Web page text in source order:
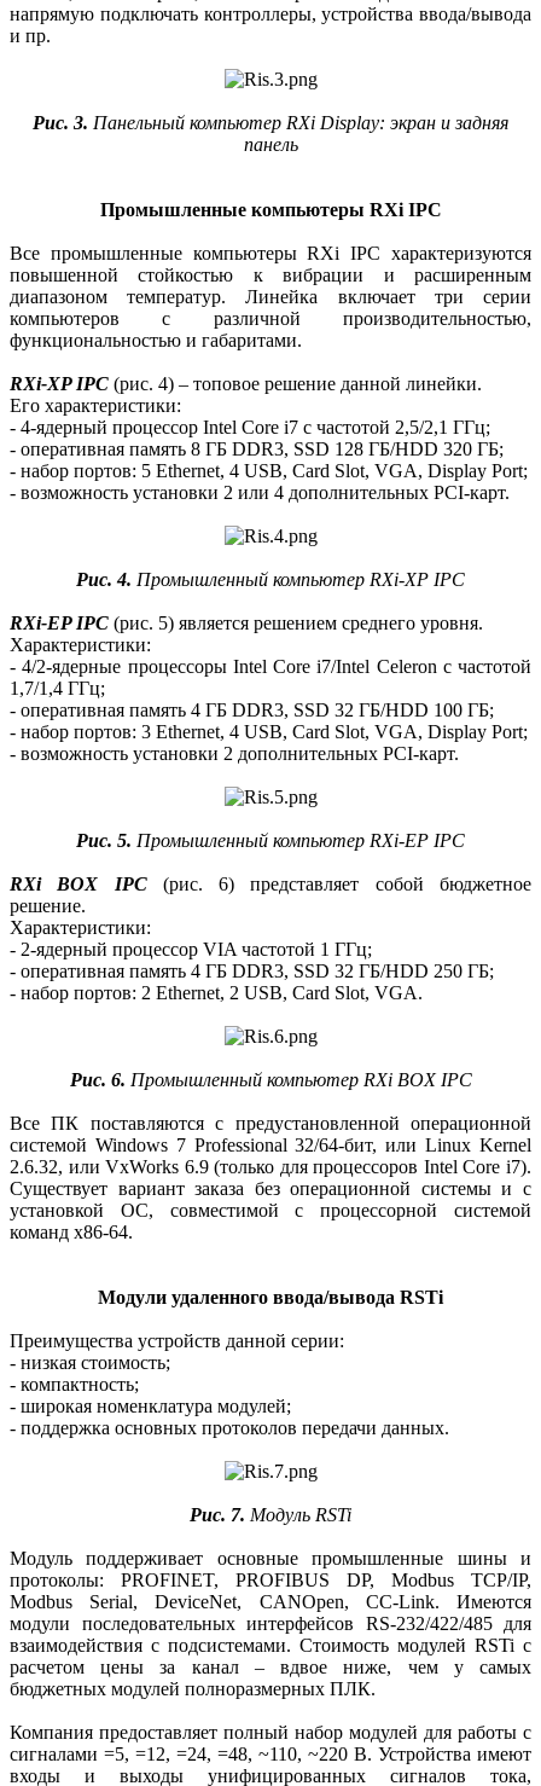
напрямую подключать контроллеры, устройства ввода/вывода
и пр.
Рис. 3. Панельный компьютер RXi Display: экран и задняя
панель
Промышленные компьютеры RXi IPC
Все промышленные компьютеры RXi IPC характеризуются
повышенной стойкостью к вибрации и расширенным
диапазоном температур. Линейка включает три серии
компьютеров с различной производительностью,
функциональностью и габаритами.
RXi-XP IPC (рис. 4) – топовое решение данной линейки.
Его характеристики:
- 4‑ядерный процессор Intel Core i7 с частотой 2,5/2,1 ГГц;
- оперативная память 8 ГБ DDR3, SSD 128 ГБ/HDD 320 ГБ;
- набор портов: 5 Ethernet, 4 USB, Card Slot, VGA, Display Port;
- возможность установки 2 или 4 дополнительных PCI-карт.
Рис. 4. Промышленный компьютер RXi-XP IPC
RXi-EP IPC (рис. 5) является решением среднего уровня.
Характеристики:
- 4/2‑ядерные процессоры Intel Core i7/Intel Celeron с частотой
1,7/1,4 ГГц;
- оперативная память 4 ГБ DDR3, SSD 32 ГБ/HDD 100 ГБ;
- набор портов: 3 Ethernet, 4 USB, Card Slot, VGA, Display Port;
- возможность установки 2 дополнительных PCI-карт.
Рис. 5. Промышленный компьютер RXi-EP IPC
RXi BOX IPC(рис. 6) представляет собой бюджетное
решение.
Характеристики:
- 2‑ядерный процессор VIA частотой 1 ГГц;
- оперативная память 4 ГБ DDR3, SSD 32 ГБ/HDD 250 ГБ;
- набор портов: 2 Ethernet, 2 USB, Card Slot, VGA.
Рис. 6. Промышленный компьютер RXi BOX IPC
Все ПК поставляются с предустановленной операционной
системой Windows 7 Professional 32/64‑бит, или Linux Kernel
2.6.32, или VxWorks 6.9 (только для процессоров Intel Core i7).
Существует вариант заказа без операционной системы и с
установкой ОС, совместимой с процессорной системой
команд x86-64.
Модули удаленного ввода/вывода RSTi
Преимущества устройств данной серии:
- низкая стоимость;
- компактность;
- широкая номенклатура модулей;
- поддержка основных протоколов передачи данных.
Рис. 7. Модуль RSTi
Модуль поддерживает основные промышленные шины и
протоколы: PROFINET, PROFIBUS DP, Modbus TCP/IP,
Modbus Serial, DeviceNet, CANOpen, CC-Link. Имеются
модули последовательных интерфейсов RS‑232/422/485 для
взаимодействия с подсистемами. Стоимость модулей RSTi с
расчетом цены за канал – вдвое ниже, чем у самых
бюджетных модулей полноразмерных ПЛК.
Компания предоставляет полный набор модулей для работы с
сигналами =5, =12, =24, =48, ~110, ~220 В. Устройства имеют
входы и выходы унифицированных сигналов тока,